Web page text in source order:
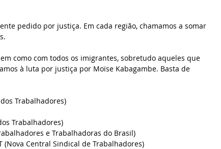
pedido por justiça. Em cada região, chamamos a somar
como com todos os imigrantes, sobretudo aqueles que
à luta por justiça por Moïse Kabagambe. Basta de
Trabalhadores)
Trabalhadores)
e Trabalhadoras do Brasil)
(Nova Central Sindical de Trabalhadores)